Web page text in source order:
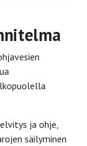
ja ohje,
säilyminen